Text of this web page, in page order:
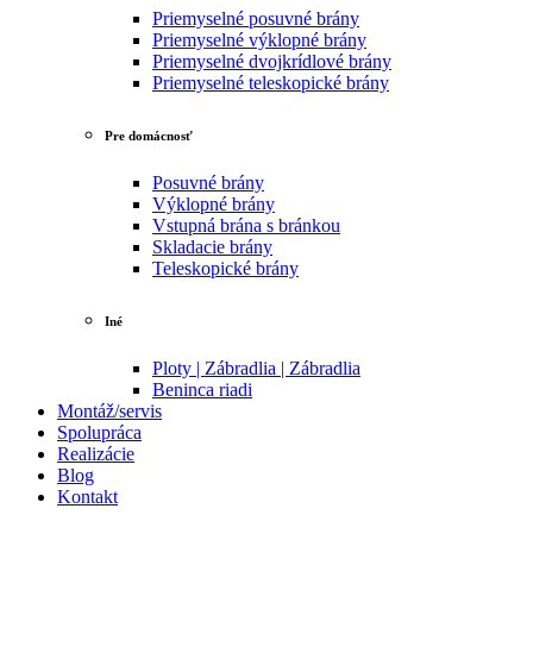
Priemyselné posuvné brány
Priemyselné výklopné brány
Priemyselné dvojkrídlové brány
Priemyselné teleskopické brány
Pre domácnosť
Posuvné brány
Výklopné brány
Vstupná brána s bránkou
Skladacie brány
Teleskopické brány
Iné
Ploty | Zábradlia | Zábradlia
Beninca riadi
Montáž/servis
Spolupráca
Realizácie
Blog
Kontakt